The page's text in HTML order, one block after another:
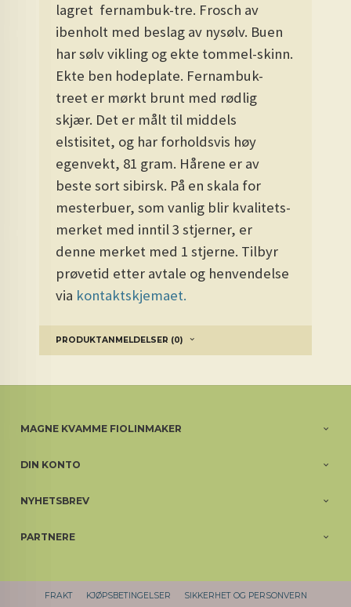
lagret fernambuk-tre. Frosch av
ibenholt med beslag av nysølv. Buen
har sølv vikling og ekte tommel-skinn.
Ekte ben hodeplate. Fernambuk-
treet er mørkt brunt med rødlig
skjær. Det er målt til middels
elstisitet, og har forholdsvis høy
egenvekt, 81 gram. Hårene er av
beste sort sibirsk. På en skala for
mesterbuer, som vanlig blir kvalitets-
merket med inntil 3 stjerner, er
denne merket med 1 stjerne. Tilbyr
prøvetid etter avtale og henvendelse
via kontaktskjemaet.
PRODUKTANMELDELSER (0)
MAGNE KVAMME FIOLINMAKER
DIN KONTO
NYHETSBREV
PARTNERE
FRAKT KJØPSBETINGELSER SIKKERHET OG PERSONVERN